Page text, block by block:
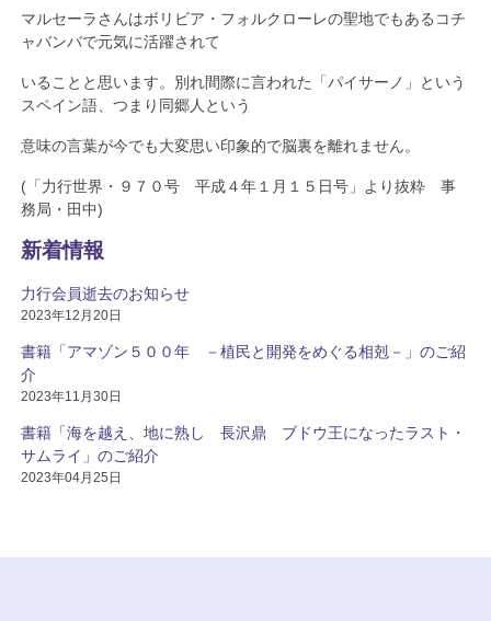
マルセーラさんはボリビア・フォルクローレの聖地でもあるコチ
ャバンバで元気に活躍されて
いることと思います。別れ間際に言われた「パイサーノ」という
スペイン語、つまり同郷人という
意味の言葉が今でも大変思い印象的で脳裏を離れません。
(「力行世界・９７０号 平成４年１月１５日号」より抜粋 事
務局・田中)
新着情報
力行会員逝去のお知らせ
2023年12月20日
書籍「アマゾン５００年 －植民と開発をめぐる相剋－」のご紹
介
2023年11月30日
書籍「海を越え、地に熟し 長沢鼎 ブドウ王になったラスト・
サムライ」のご紹介
2023年04月25日